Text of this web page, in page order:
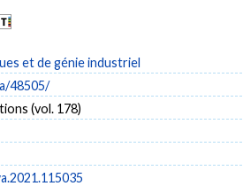
et de génie industriel
48505/
(vol. 178)